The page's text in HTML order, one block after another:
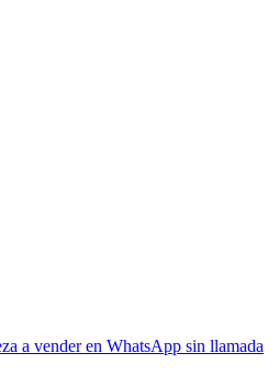
a vender en WhatsApp sin llamada